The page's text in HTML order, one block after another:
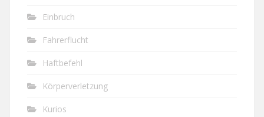
Einbruch
Fahrerflucht
Haftbefehl
Körperverletzung
Kurios